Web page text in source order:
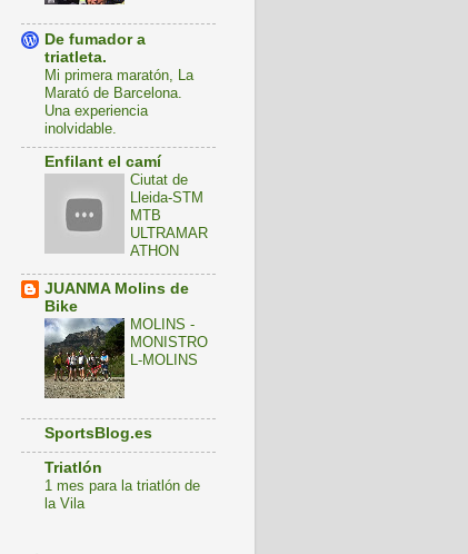
De fumador a
triatleta.
Mi primera maratón, La
Marató de Barcelona.
Una experiencia
inolvidable.
Enfilant el camí
Ciutat de
Lleida-STM
MTB
ULTRAMAR
ATHON
JUANMA Molins de
Bike
MOLINS -
MONISTRO
L-MOLINS
SportsBlog.es
Triatlón
1 mes para la triatlón de
la Vila